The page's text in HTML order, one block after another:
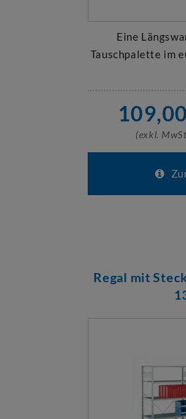
Eine
Tauschpalette im
109,00
(exkl.
Regal mit